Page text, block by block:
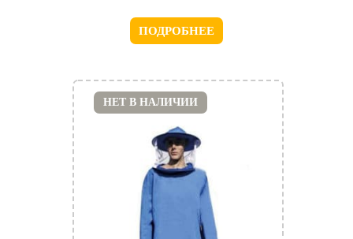
ПОДРОБНЕЕ
НЕТ В НАЛИЧИИ